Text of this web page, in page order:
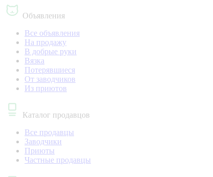
Объявления
Все объявления
На продажу
В добрые руки
Вязка
Потерявшиеся
От заводчиков
Из приютов
Каталог продавцов
Все продавцы
Заводчики
Приюты
Частные продавцы